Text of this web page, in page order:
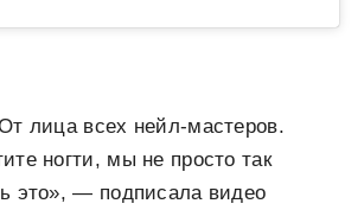
лица всех нейл-мастеров.
ногти, мы не просто так
это», — подписала видео